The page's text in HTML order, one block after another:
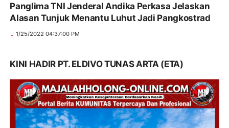
Panglima TNI Jenderal Andika Perkasa Jelaskan
Alasan Tunjuk Menantu Luhut Jadi Pangkostrad
1/25/2022 04:37:00 PM
KINI HADIR PT. ELDIVO TUNAS ARTA (ETA)